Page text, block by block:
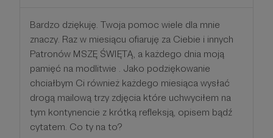
Bardzo dziękuję. Twoja pomoc wiele dla mnie
znaczy. Raz w miesiącu ofiaruję za Ciebie i innych
Patronów MSZĘ ŚWIĘTĄ, a każdego dnia moją
pamięć na modlitwie . Jako podziękowanie
chciałbym Ci również każdego miesiąca wysłać
drogą mailową trzy zdjęcia które uchwyciłem na
tym kontynencie z krótką refleksją, opisem bądź
cytatem. Co ty na to?